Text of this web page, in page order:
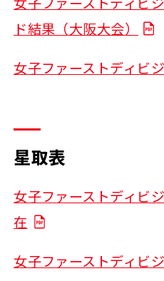
ド結果（大阪大会）
女子ファーストディビ
星取表
女子ファーストディビ
在
女子ファーストディビ